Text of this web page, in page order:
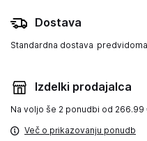
Dostava
Standardna dostava
Izdelki prodajalca
Na voljo še 2 ponudbi od 266.99
Več o prikazovanju ponudb